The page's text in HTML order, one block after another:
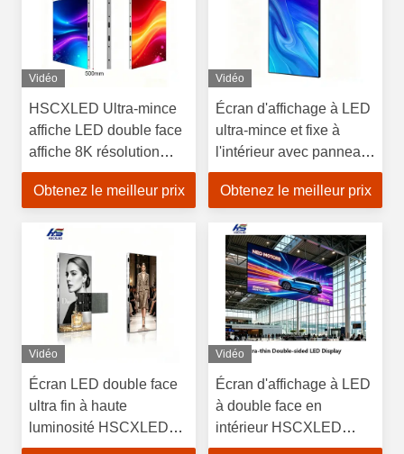
Vidéo
HSCXLED Ultra-mince
affiche LED double face
affiche 8K résolution
double face écran LED
pour les centres
Obtenez le meilleur prix
Vidéo
Écran d'affichage à LED
ultra-mince et fixe à
l'intérieur avec panneau
mural vidéo à LED à
couleur pleine
Obtenez le meilleur prix
Vidéo
Écran LED double face
ultra fin à haute
luminosité HSCXLED
pour vitrine, suspension
Vidéo
Écran d'affichage à LED
à double face en
intérieur HSCXLED
Écran d'affichage